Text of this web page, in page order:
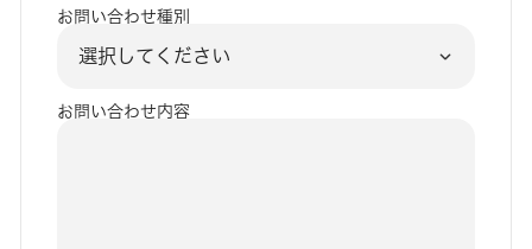
お問い合わせ種別
お問い合わせ内容